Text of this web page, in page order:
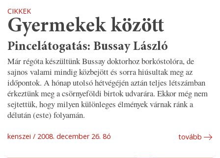
CIKKEK
Gyermekek között
Pincelátogatás: Bussay László
Már régóta készültünk Bussay doktorhoz borkóstolóra, de
sajnos valami mindig közbejött és sorra hiúsultak meg az
időpontok. A hónap utolsó hétvégéjén aztán teljes létszámban
érkeztünk meg a csörnyeföldi birtok udvarára. Ekkor még nem
sejtettük, hogy milyen különleges élmények várnak ránk a
délután (este) folyamán.
kenszei 2008. december 26. 8ó tovább